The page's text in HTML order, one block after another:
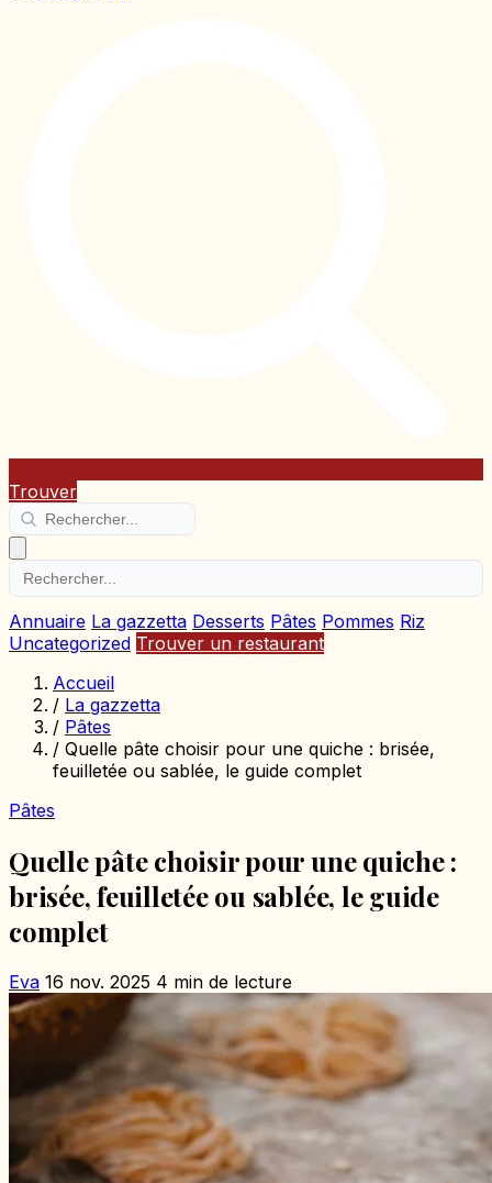
Trouver
Annuaire La gazzetta Desserts Pâtes Pommes Riz
Uncategorized Trouver un restaurant
Accueil
/ La gazzetta
/ Pâtes
/ Quelle pâte choisir pour une quiche : brisée,
feuilletée ou sablée, le guide complet
Pâtes
Quelle pâte choisir pour une quiche :
brisée, feuilletée ou sablée, le guide
complet
Eva 16 nov. 2025 4 min de lecture